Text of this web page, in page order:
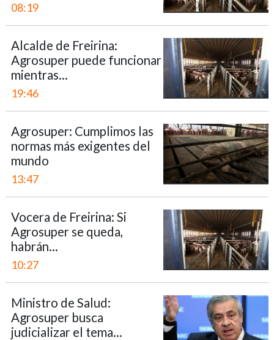
08:19
Alcalde de Freirina:
Agrosuper puede funcionar
mientras...
19:46
Agrosuper: Cumplimos las
normas más exigentes del
mundo
13:47
Vocera de Freirina: Si
Agrosuper se queda,
habrán...
10:27
Ministro de Salud:
Agrosuper busca
judicializar el tema...